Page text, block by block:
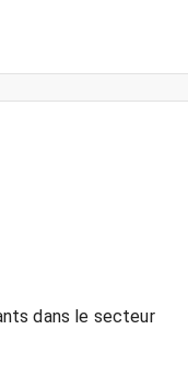
dans le secteur